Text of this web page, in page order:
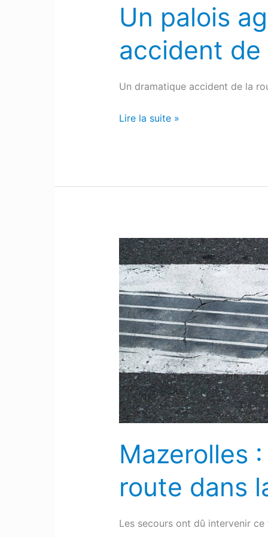
Un palois
accident de
Un dramatique accident de la
route
Moselle
Lire la suite »
Mazerolles
route dans
Les secours ont dû intervenir
Mazerolles
:
Une
voiture
fait
une
sortie
de
route
dans
la
industrielle